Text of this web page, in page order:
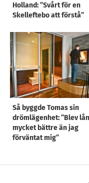
Holland: ”Svårt för en
Skelleftebo att förstå”
Så byggde Tomas sin
drömlägenhet: ”Blev
mycket bättre än jag
förväntat mig”